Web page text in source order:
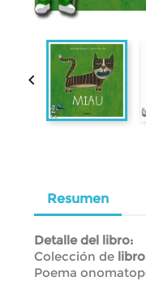

Resumen
Detalle del libro:
Colección de
Poema